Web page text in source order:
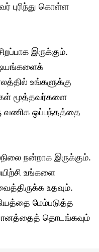
புரிந்து கொள்ள
இருக்கும்.
உங்களுக்கு
மூத்தவர்களை
வணிக ஒப்பந்தத்தை
நன்றாக இருக்கும்.
உங்களை
உதவும்.
மேம்படுத்த
தொடங்கவும்